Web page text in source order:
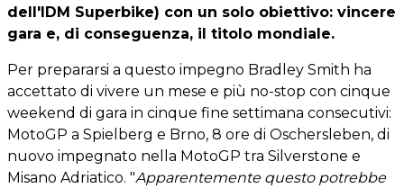
dell'IDM Superbike) con un solo obiettivo: vincere
gara e, di conseguenza, il titolo mondiale.
Per prepararsi a questo impegno Bradley Smith ha
accettato di vivere un mese e più no-stop con cinque
weekend di gara in cinque fine settimana consecutivi:
MotoGP a Spielberg e Brno, 8 ore di Oschersleben, di
nuovo impegnato nella MotoGP tra Silverstone e
Misano Adriatico. "Apparentemente questo potrebbe